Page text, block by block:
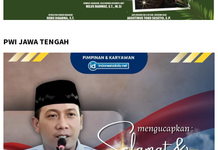
PWI JAWA TENGAH